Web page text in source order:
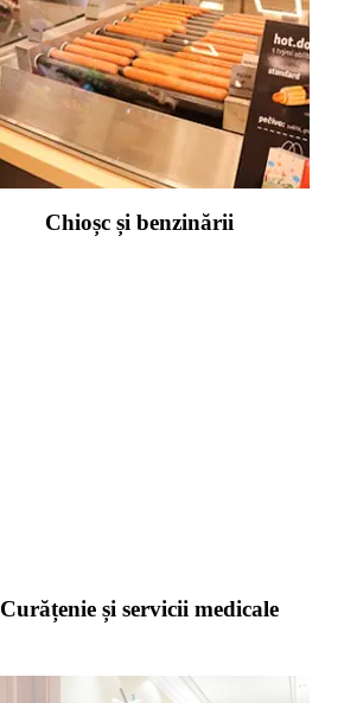
Chioșc și benzinării
Curățenie și servicii medicale